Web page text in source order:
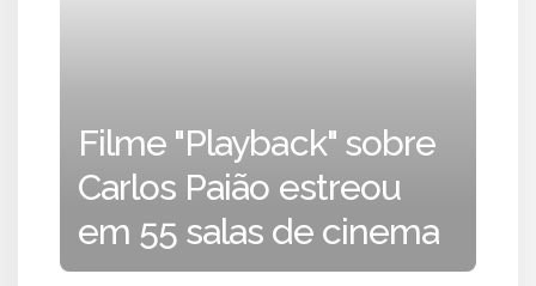
Filme "Playback" sobre
Carlos Paião estreou
em 55 salas de cinema